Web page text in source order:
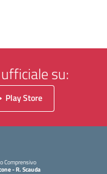
su:
Play Store
Comprensivo
- R. Scauda